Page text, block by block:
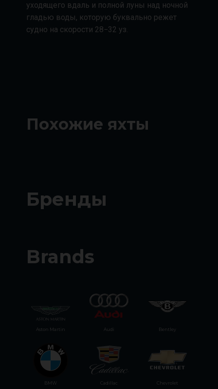
уходящего вдаль и полной луны над ночной
гладью воды, которую буквально режет
судно на скорости 28−32 уз.
Похожие яхты
Бренды
Brands
Cadillac Chevrolet
Aston Martin Audi Bentley
BMW